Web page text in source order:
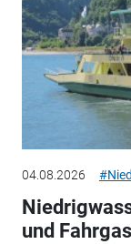
04.08.2026
und